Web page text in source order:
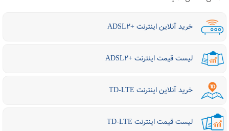
خرید آنلاین اینترنت +ADSL۲
لیست قیمت اینترنت +ADSL۲
خرید آنلاین اینترنت TD-LTE
لیست قیمت اینترنت TD-LTE